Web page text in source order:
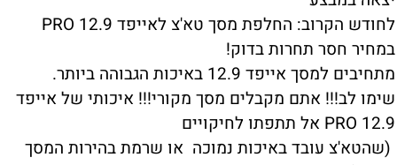
לחודש הקרוב: החלפת מסך טא'צ לאייפד PRO 12.9
במחיר חסר תחרות בדוק!
מתחיבים למסך אייפד 12.9 באיכות הגבוהה ביותר.
שימו לב!!! אתם מקבלים מסך מקורי!!! איכותי של אייפד
PRO 12.9 אל תתפתו לחיקויים
(שהטא'צ עובד באיכות נמוכה או שרמת בהירות המסך